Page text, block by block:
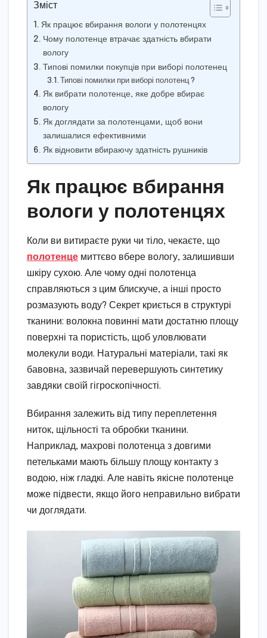
Зміст
Як працює вбирання вологи у полотенцях
Чому полотенце втрачає здатність вбирати
вологу
Типові помилки покупців при виборі полотенец
Типові помилки при виборі полотенц ?
Як вибрати полотенце, яке добре вбирає
вологу
Як доглядати за полотенцами, щоб вони
залишалися ефективними
Як відновити вбираючу здатність рушників
Як працює вбирання
вологи у полотенцях
Коли ви витираєте руки чи тіло, чекаєте, що
полотенце миттєво вбере вологу, залишивши
шкіру сухою. Але чому одні полотенца
справляються з цим блискуче, а інші просто
розмазують воду? Секрет криється в структурі
тканини: волокна повинні мати достатню площу
поверхні та пористість, щоб уловлювати
молекули води. Натуральні матеріали, такі як
бавовна, зазвичай перевершують синтетику
завдяки своїй гігроскопічності.
Вбирання залежить від типу переплетення
ниток, щільності та обробки тканини.
Наприклад, махрові полотенца з довгими
петельками мають більшу площу контакту з
водою, ніж гладкі. Але навіть якісне полотенце
може підвести, якщо його неправильно вибрати
чи доглядати.